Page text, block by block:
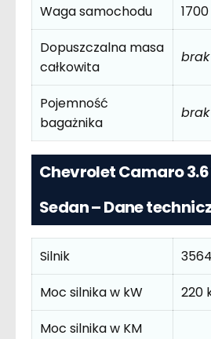
Waga samochodu
Dopuszczalna masa
całkowita
Pojemność
bagażnika
Chevrolet Camaro 3.6
Sedan – Dane
Silnik
Moc silnika w kW
220
Moc silnika w KM